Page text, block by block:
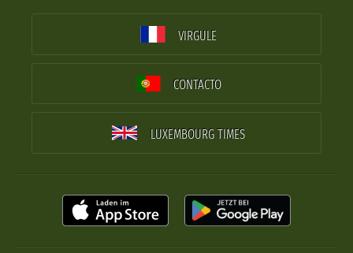
VIRGULE
CONTACTO
LUXEMBOURG TIMES